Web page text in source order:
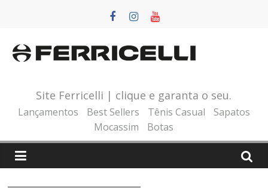
conteúdo
Site Ferricelli | clique e garanta o seu.
Lançamentos Best Sellers Tênis Casual
Sapatos
Mocassim
Botas